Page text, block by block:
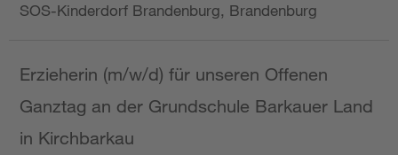
SOS-Kinderdorf Brandenburg, Brandenburg
Erzieherin (m/w/d) für unseren Offenen
Ganztag an der Grundschule Barkauer Land
in Kirchbarkau